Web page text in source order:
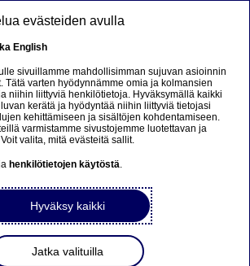
not exist in your language. You will
|Continue
evästeiden avulla
English
sivuillamme mahdollisimman sujuvan asioinnin
Tätä varten hyödynnämme omia ja kolmansien
niihin liittyviä henkilötietoja. Hyväksymällä kaikki
kerätä ja hyödyntää niihin liittyviä tietojasi
kehittämiseen ja sisältöjen kohdentamiseen.
varmistamme sivustojemme luotettavan ja
valita, mitä evästeitä sallit.
henkilötietojen käytöstä.
Hyväksy kaikki
Jatka valituilla